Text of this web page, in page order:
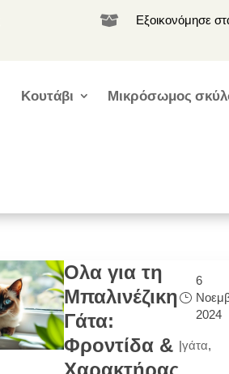
 Εξοικονόμησε
Κουτάβι Μικρόσωμος
Ολα για τη
Μπαλινέζικη
Γάτα:
Φροντίδα &
Χαρακτήρας
6
2024
|γάτα,